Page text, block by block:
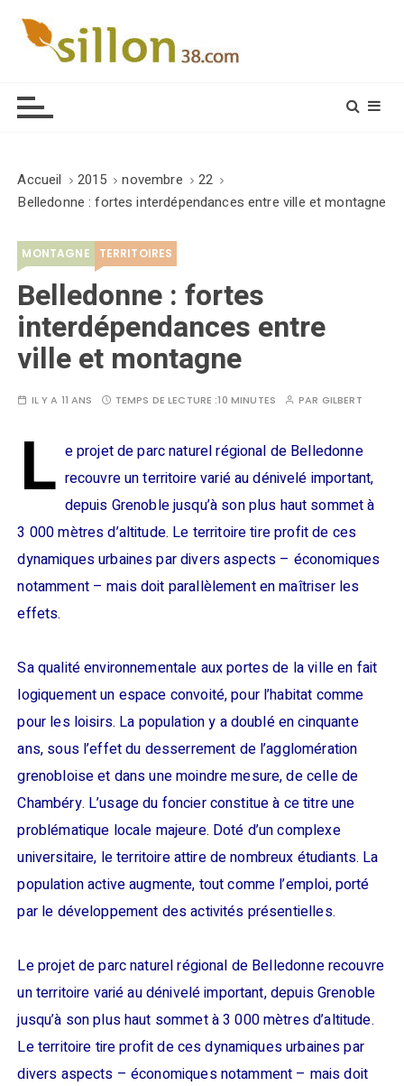
Accueil 2015 novembre
22
Belledonne : fortes interdépendances entre ville et montagne
MONTAGNE TERRITOIRES
Belledonne : fortes
interdépendances entre
ville et montagne
IL Y A 11 ANS TEMPS DE LECTURE :10 MINUTES PAR GILBERT
L e projet de parc naturel régional de Belledonne
recouvre un territoire varié au dénivelé important,
depuis Grenoble jusqu’à son plus haut sommet à
3 000 mètres d’altitude. Le territoire tire profit de ces
dynamiques urbaines par divers aspects – économiques
notamment – mais doit parallèlement en maîtriser les
effets.
Sa qualité environnementale aux portes de la ville en fait
logiquement un espace convoité, pour l’habitat comme
pour les loisirs. La population y a doublé en cinquante
ans, sous l’effet du desserrement de l’agglomération
grenobloise et dans une moindre mesure, de celle de
Chambéry. L’usage du foncier constitue à ce titre une
problématique locale majeure. Doté d’un complexe
universitaire, le territoire attire de nombreux étudiants. La
population active augmente, tout comme l’emploi, porté
par le développement des activités présentielles.
Le projet de parc naturel régional de Belledonne recouvre
un territoire varié au dénivelé important, depuis Grenoble
jusqu’à son plus haut sommet à 3 000 mètres d’altitude.
Le territoire tire profit de ces dynamiques urbaines par
divers aspects – économiques notamment – mais doit